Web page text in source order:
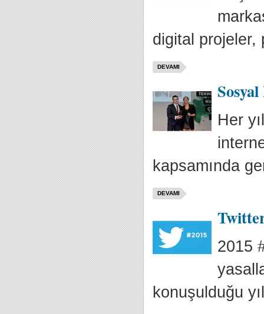
digital projeler,
DEVAMI
Her
kapsamında
DEVAMI
2015
konuşulduğu